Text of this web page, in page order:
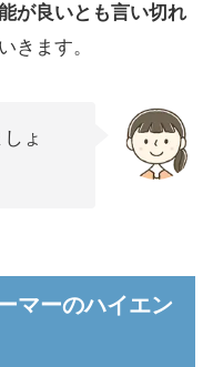
が良いとも言い切れ
きます。
ょ
マーのハイエン